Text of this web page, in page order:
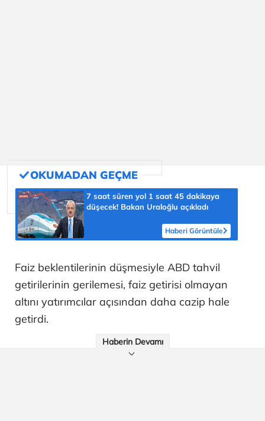
7 saat süren yol 1 saat 45 dakikaya
düşecek! Bakan Uraloğlu açıkladı
Haberi Görüntüle
Faiz beklentilerinin düşmesiyle ABD tahvil
getirilerinin gerilemesi, faiz getirisi olmayan
altını yatırımcılar açısından daha cazip hale
getirdi.
Haberin Devamı